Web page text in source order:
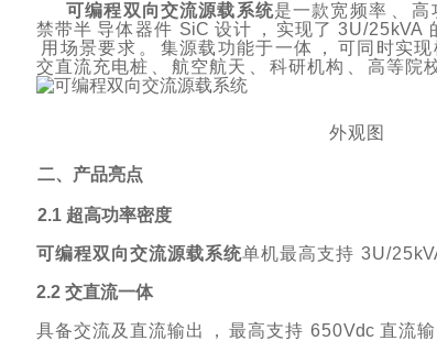
可编程双向交流源载系统是一款宽频率 高
禁带半 导体器件 SiC 设计 ， 实现了 3U/25kVA
用场景要求 。 集源载功能于一体 ， 可同时实现
交直流充电桩
航空航天 科研机构 高等院
外观图
二、产品亮点
2.1 超高功率密度
可编程双向交流源载系统单机最高支持 3U/25
2.2 交直流一体
具备交流及直流输出 ， 最高支持 650Vdc 直流输